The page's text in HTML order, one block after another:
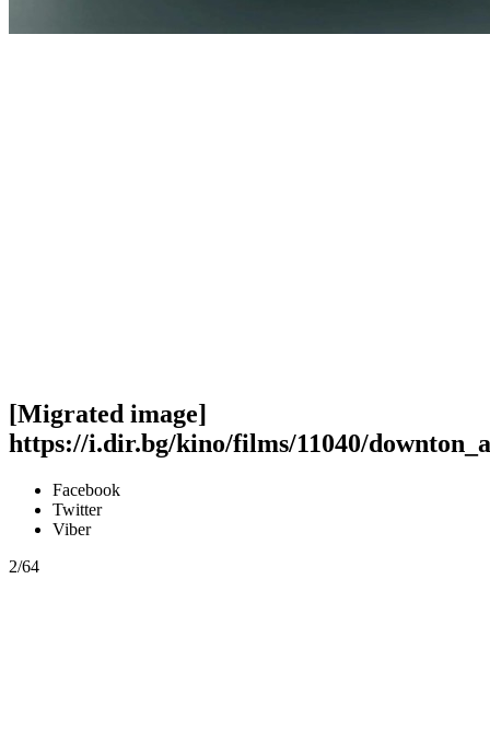
[Migrated image]
https://i.dir.bg/kino/films/11040/
Facebook
Twitter
Viber
2/64